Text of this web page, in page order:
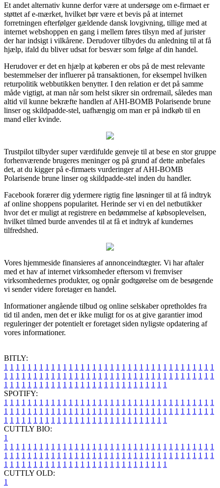
Et andet alternativ kunne derfor være at undersøge om e-firmaet er
støttet af e-mærket, hvilket bør være et bevis på at internet
forretningen efterfølger gældende dansk lovgivning, tillige med at
internet webshoppen en gang i mellem føres tilsyn med af jurister
der har indsigt i vilkårene. Derudover tilbydes du anledning til at få
hjælp, ifald du bliver udsat for besvær som følge af din handel.
Herudover er det en hjælp at køberen er obs på de mest relevante
bestemmelser der influerer på transaktionen, for eksempel hvilken
returpolitik webbutikken benytter. I den relation er det på samme
måde vigtigt, at man når som helst sikrer sin ordremail, således man
altid vil kunne bekræfte handlen af AHI-BOMB Polarisende brune
linser og skildpadde-stel, uafhængig om man er på indkøb til en
mand eller kvinde.
Trustpilot tilbyder super værdifulde genveje til at bese en stor gruppe
forhenværende brugeres meninger og på grund af dette anbefales
det, at du kigger på e-firmaets vurderinger af AHI-BOMB
Polarisende brune linser og skildpadde-stel inden du handler.
Facebook forærer dig ydermere rigtig fine løsninger til at få indtryk
af online shoppens popularitet. Herinde ser vi en del netbutikker
hvor det er muligt at registrere en bedømmelse af købsoplevelsen,
hvilket tilmed burde anvendes til at få et indtryk af kundernes
tilfredshed.
Vores hjemmeside finansieres af annonceindtægter. Vi har aftaler
med et hav af internet virksomheder eftersom vi fremviser
virksomhedernes produkter, og opnår godtgørelse om de besøgende
vi sender videre foretager en handel.
Informationer angående tilbud og online selskaber opretholdes fra
tid til anden, men det er ikke muligt for os at give garantier imod
reguleringer der potentielt er foretaget siden nyligste opdatering af
vores informationer.
BITLY:
1 1 1 1 1 1 1 1 1 1 1 1 1 1 1 1 1 1 1 1 1 1 1 1 1 1 1 1 1 1 1 1 1 1 1 1
1 1 1 1 1 1 1 1 1 1 1 1 1 1 1 1 1 1 1 1 1 1 1 1 1 1 1 1 1 1 1 1 1 1 1 1
1 1 1 1 1 1 1 1 1 1 1 1 1 1 1 1 1 1 1 1 1 1 1 1 1 1 1 1
SPOTIFY:
1 1 1 1 1 1 1 1 1 1 1 1 1 1 1 1 1 1 1 1 1 1 1 1 1 1 1 1 1 1 1 1 1 1 1 1
1 1 1 1 1 1 1 1 1 1 1 1 1 1 1 1 1 1 1 1 1 1 1 1 1 1 1 1 1 1 1 1 1 1 1 1
1 1 1 1 1 1 1 1 1 1 1 1 1 1 1 1 1 1 1 1 1 1 1 1 1 1 1 1
CUTTLY BIO:
1
1 1 1 1 1 1 1 1 1 1 1 1 1 1 1 1 1 1 1 1 1 1 1 1 1 1 1 1 1 1 1 1 1 1 1 1
1 1 1 1 1 1 1 1 1 1 1 1 1 1 1 1 1 1 1 1 1 1 1 1 1 1 1 1 1 1 1 1 1 1 1 1
1 1 1 1 1 1 1 1 1 1 1 1 1 1 1 1 1 1 1 1 1 1 1 1 1 1 1 1
CUTTLY OLD:
1